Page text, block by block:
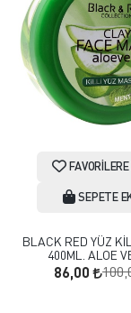
SEPETE
BLACK RED YÜZ
400ML. ALOE
86,00